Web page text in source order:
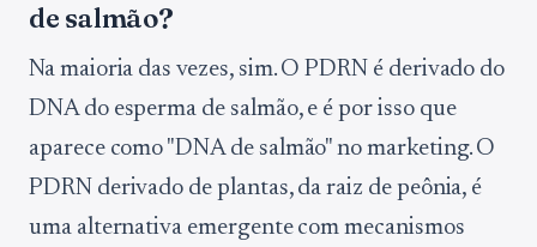
de salmão?
Na maioria das vezes, sim. O PDRN é derivado do
DNA do esperma de salmão, e é por isso que
aparece como "DNA de salmão" no marketing. O
PDRN derivado de plantas, da raiz de peônia, é
uma alternativa emergente com mecanismos